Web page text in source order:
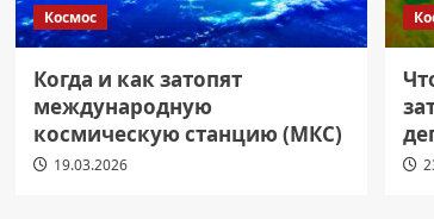
Космос
Когда и как затопят
международную
космическую станцию (МКС)
19.03.2026